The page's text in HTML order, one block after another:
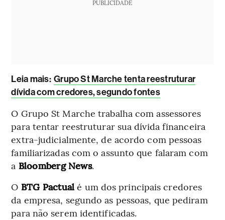
PUBLICIDADE
Leia mais: Grupo St Marche tenta reestruturar
dívida com credores, segundo fontes
O Grupo St Marche trabalha com assessores
para tentar reestruturar sua dívida financeira
extra-judicialmente, de acordo com pessoas
familiarizadas com o assunto que falaram com
a Bloomberg News.
O BTG Pactualé um dos principais credores
da empresa, segundo as pessoas, que pediram
para não serem identificadas.